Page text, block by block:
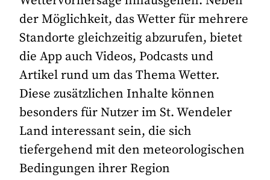
der Möglichkeit, das Wetter für mehrere
Standorte gleichzeitig abzurufen, bietet
die App auch Videos, Podcasts und
Artikel rund um das Thema Wetter.
Diese zusätzlichen Inhalte können
besonders für Nutzer im St. Wendeler
Land interessant sein, die sich
tiefergehend mit den meteorologischen
Bedingungen ihrer Region